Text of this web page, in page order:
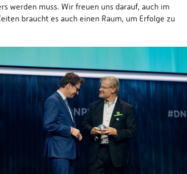
werden muss. Wir freuen uns darauf, auch im
braucht es auch einen Raum, um Erfolge zu